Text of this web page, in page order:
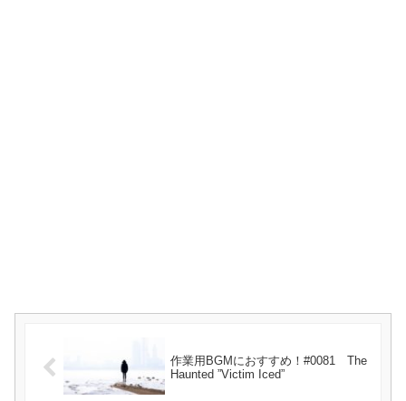
作業用BGMにおすすめ！#0081 The
Haunted ”Victim Iced”